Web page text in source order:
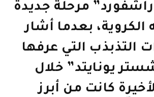
مرحلة جديدة
بعدما أشار
التذبذب التي عرفها
يونايتد” خلال
كانت من أبرز